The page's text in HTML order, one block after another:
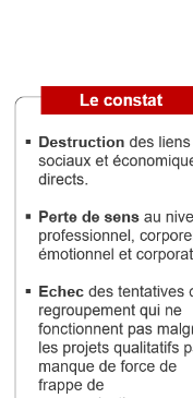
éditeur